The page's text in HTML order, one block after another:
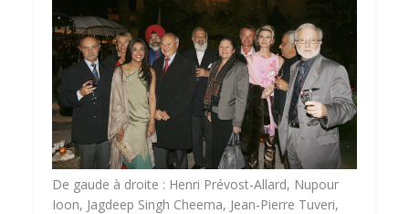
De gaude à droite : Henri Prévost-Allard, Nupour
Ioon, Jagdeep Singh Cheema, Jean-Pierre Tuveri,